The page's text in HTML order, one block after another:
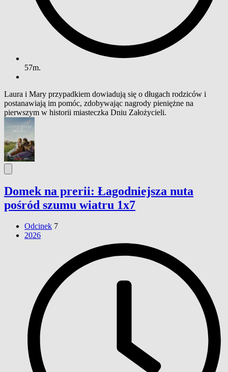
57m.
Laura i Mary przypadkiem dowiadują się o długach rodziców i
postanawiają im pomóc, zdobywając nagrody pieniężne na
pierwszym w historii miasteczka Dniu Założycieli.
Domek na prerii: Łagodniejsza nuta
pośród szumu wiatru 1x7
Odcinek 7
2026